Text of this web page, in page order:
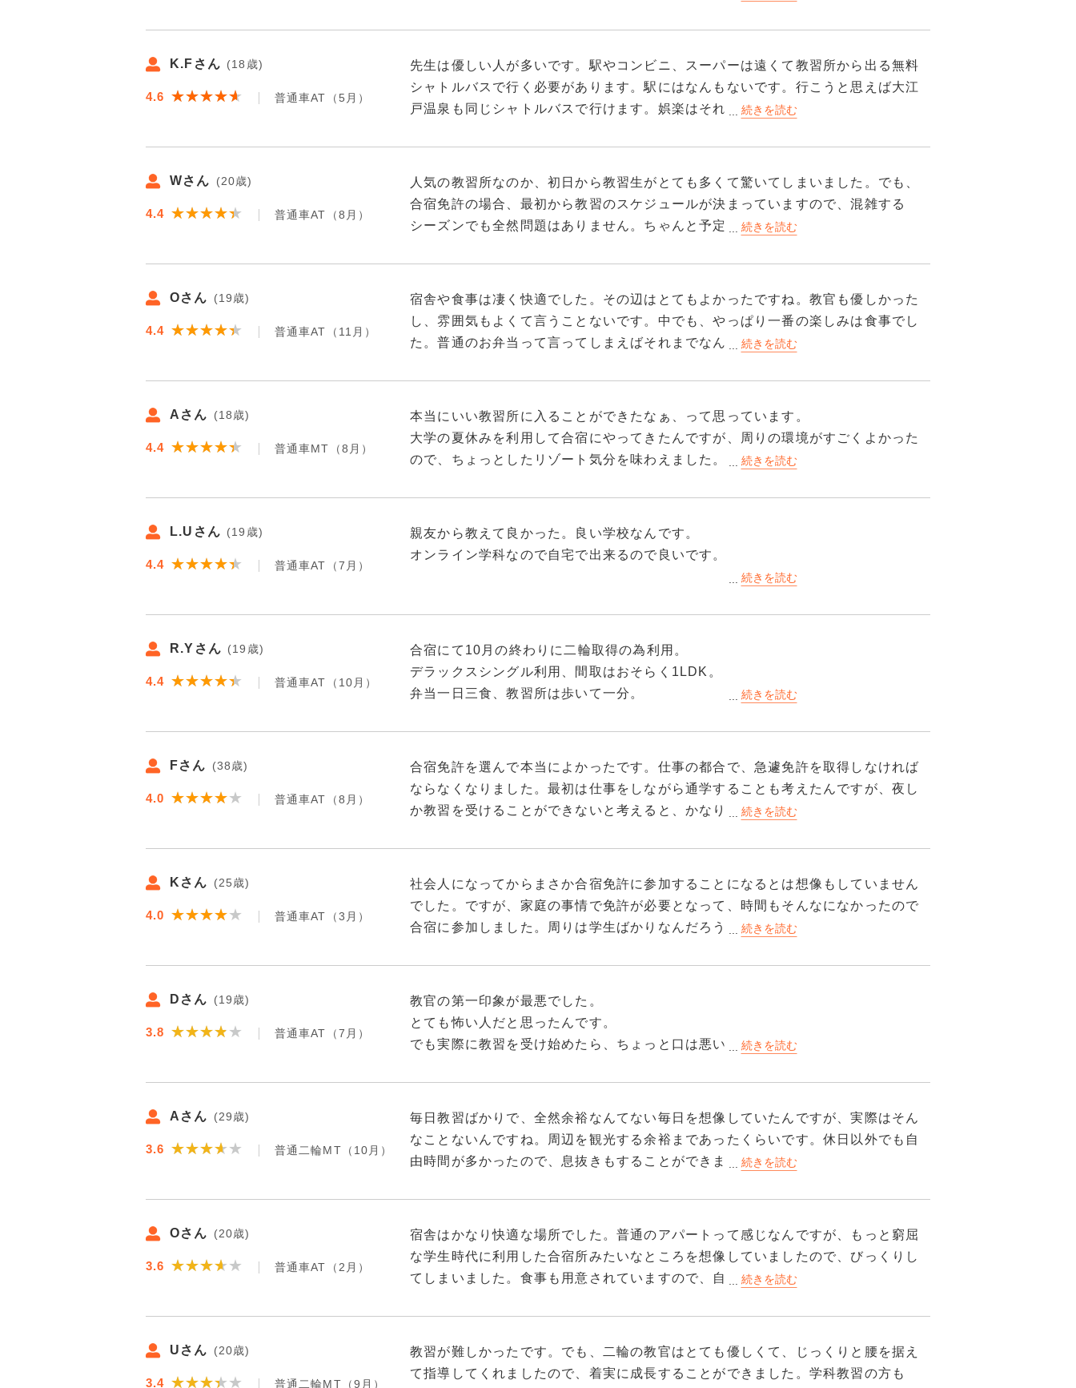
・シングル利用でしたが部屋は結構広いです。テレビ・冷蔵庫・ベッド・金庫・ユ
ニットバス・備え付けの机と折り畳みの机2個という間取りです。二人部屋はどう
なっているか分かりませんが快適に過ごせると思います。防音は両隣の物音や声は
聞こえませんが、部屋の外からは多少音漏れしていますので音量や声量には注意し
・ユニットバスはトイレ用のブラシがあるだけで洗剤や消臭剤はありません。事前
に持ち込むか駅周辺の大きめな薬局で買うか、もしくは教習所のトイレはウォシュ
レット対応なのでそちらを利用するという手もあります。私は薬局で買い揃えまし
・喫煙所は寮外にあります。22時以降は利用できませんので吸いたい方はお気を付
けて。
・全食お弁当が支給されます。置いてある時間が固定されていますので、取り忘れ
【周辺環境】
・山の方にあるため、最寄りのコンビニは2km先……と結構離れています。もしコ
分の体力と要相談を。
・教習所周辺は1軒民家がありますが、そこに自販機が3台並んでいます。
【教習所】
・施設は結構古いです。近々工事を行うとか何とか。
・教室は結構な数がありますが、学科で使用するのは第1教室と第2教室だけです。
の時に使ったものを思い浮かべて下されば。
・第2教室は広いですが、テレビがとても小さいので視力が悪い方は前の方に座って
・第1段階で使う運転シミュレーターは昭和製なのでビデオが止まったりスピードが
出過ぎたりします。どうにかならんかな、アレ。まあでも基本操作は掴めるので焦
らずに頑張ってください。
・第2段階で使うシミュレーターは新しいですが、AT仕様になっているのでMTの人
【指導員】
・50代以上の方が多い印象です。自分が把握してる限り2人くらいじゃないでしょう
・指導員によって教え方が異なります。一つ一つの動作を細かく教える指導員もい
ればアバウトに教える人もいます。ここはもう相性かと。
まって落ち込んでいる人もいました。多分受付に言えばその教官に割り振られない
・学科は基本ビデオに沿って進行していきます。指導員はビデオとパワーポイン
ト、時折教科書で補足するという流れですかね。ただ基本1段階も2段階も3日くらい
・技能講習は教官の指示に従っていく形になります。第2段階は外教習メインになっ
K.Fさん (18歳)
4.6 ★★★★★
★★★★★ 普通車AT（5月）
先生は優しい人が多いです。駅やコンビニ、スーパーは遠くて教習所から出る無料
シャトルバスで行く必要があります。駅にはなんもないです。行こうと思えば大江
戸温泉も同じシャトルバスで行けます。娯楽はそれぐらいです。ご飯は毎食お弁当
でに戻らないとかなり怒られると思います。そもそも22時に空いてる店がないで
す。
先生や同期と仲良くなる機会が多いので人間関係が上手くいくととても楽しいで
す。人の良さはここの一番の魅力です。楽しかったです。
Wさん (20歳)
4.4 ★★★★★
★★★★★ 普通車AT（8月）
人気の教習所なのか、初日から教習生がとても多くて驚いてしまいました。でも、
合宿免許の場合、最初から教習のスケジュールが決まっていますので、混雑する
シーズンでも全然問題はありません。ちゃんと予定通りに教習をこなすことがで
当で、最初はちょっとがっかりしてしまったんですが、実際にたべてみると味は抜
群です。専門のお弁当屋さんのものらしくて、毎日の楽しみになりました。宿舎は
アパートです。そんなに広くないですが、快適性は抜群。夜もぐっすりと眠ること
ができました。総合的に高く評価することのできる合宿免許だと思います。
Oさん (19歳)
4.4 ★★★★★
★★★★★ 普通車AT（11月）
宿舎や食事は凄く快適でした。その辺はとてもよかったですね。教官も優しかった
し、雰囲気もよくて言うことないです。中でも、やっぱり一番の楽しみは食事でし
た。普通のお弁当って言ってしまえばそれまでなんですが、味付けがとても僕の好
にお腹が減ってしまうようなこともぜんぜんありませんでした。
Aさん (18歳)
4.4 ★★★★★
★★★★★ 普通車MT（8月）
本当にいい教習所に入ることができたなぁ、って思っています。
大学の夏休みを利用して合宿にやってきたんですが、周りの環境がすごくよかった
ので、ちょっとしたリゾート気分を味わえました。
ので、ちょっと観光を楽しむ余裕もあったくらいです。
ここで友達もできましたので、一緒に教習を受けられたのもよかったポイントで
通学での教習も考えていたんですが、やっぱり合宿にしてよかったです。
L.Uさん (19歳)
4.4 ★★★★★
★★★★★ 普通車AT（7月）
親友から教えて良かった。良い学校なんです。
オンライン学科なので自宅で出来るので良いです。
R.Yさん (19歳)
4.4 ★★★★★
★★★★★ 普通車AT（10月）
合宿にて10月の終わりに二輪取得の為利用。
デラックスシングル利用、間取はおそらく1LDK。
弁当一日三食、教習所は歩いて一分。
が良さそうなものは
・バスタオル、ハンドタオルの予備
・柔軟剤やワイドハイター
・歯磨き粉
近くに何もないので車のない人は飲み物やお菓子などを予め持っていったほうが良
いでしょう。
匂い気になる人はファブリーズ忘れずに。
★★★★★★★★☆
ジェルボール有難い。総じて快適
続いて教習所について、建物は戦後からそのまま使っているのか非常に古い。
いけど、ほか二人はとてもいい人でしたね。
色々な免許を様々な場所で取得してきましたが、ここはうるさくないので自信のな
い人でもおすすめ。
厳しいところは厳しいので。
Fさん (38歳)
4.0 ★★★★★
★★★★★ 普通車AT（8月）
合宿免許を選んで本当によかったです。仕事の都合で、急遽免許を取得しなければ
ならなくなりました。最初は仕事をしながら通学することも考えたんですが、夜し
か教習を受けることができないと考えると、かなり時間がかかってしまうのは明ら
都合もありますので、期間内で卒業できなかったらどうしよう、っていう不安もあ
りましたが、しっかりと毎日ぎっしりと教習を受けることができましたので、無事
に期間内に卒業できました。教習所はとてものどかなところにありましたので、毎
日の仕事のことを忘れてリフレッシュするにもいい機会になりました。本当にこの
Kさん (25歳)
4.0 ★★★★★
★★★★★ 普通車AT（3月）
社会人になってからまさか合宿免許に参加することになるとは想像もしていません
でした。ですが、家庭の事情で免許が必要となって、時間もそんなになかったので
合宿に参加しました。周りは学生ばかりなんだろうな、って思って不安だったんで
とができました。宿舎も綺麗で、食事もお弁当でしたがおいしかったので不満は全
然ありません。今となっては何もかもがいい思い出です。
Dさん (19歳)
3.8 ★★★★★
★★★★★ 普通車AT（7月）
教官の第一印象が最悪でした。
とても怖い人だと思ったんです。
でも実際に教習を受け始めたら、ちょっと口は悪いものの、優しい教官だとわかり
宿舎や食事には大満足です。
合宿でこんなに快適に過ごせて、美味しい食事を食べられるとは思ってもいません
でしたので嬉しいサプライズってやつですね。
周りの環境もよかったので、快適で楽しかったです。
Aさん (29歳)
3.6 ★★★★★
★★★★★ 普通二輪MT（10月）
毎日教習ばかりで、全然余裕なんてない毎日を想像していたんですが、実際はそん
なことないんですね。周辺を観光する余裕まであったくらいです。休日以外でも自
由時間が多かったので、息抜きもすることができました。教習所の雰囲気もそんな
て、ちょっと落ち着かないこともありました。教官も親しみやすくてフレンドリー
でした。まぁ、教習はちょっと難しくて少しだけ苦労してしまいましたけどね。
Oさん (20歳)
3.6 ★★★★★
★★★★★ 普通車AT（2月）
宿舎はかなり快適な場所でした。普通のアパートって感じなんですが、もっと窮屈
な学生時代に利用した合宿所みたいなところを想像していましたので、びっくりし
てしまいました。食事も用意されていますので、自分で用意する必要はありませ
習に集中できますのでいいですね。周りは観光スポットがいくつもあり、休日はの
んびりと散策を楽しめました。
Uさん (20歳)
3.4 ★★★★★
★★★★★ 普通二輪MT（9月）
教習が難しかったです。でも、二輪の教官はとても優しくて、じっくりと腰を据え
て指導してくれましたので、着実に成長することができました。学科教習の方も